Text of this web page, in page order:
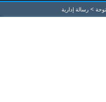
> رسالة إدارية